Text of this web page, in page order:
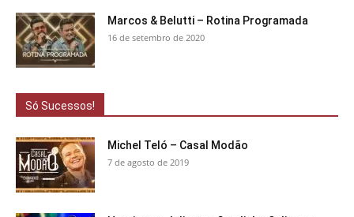
Marcos & Belutti – Rotina Programada
16 de setembro de 2020
Só Sucessos!
Michel Teló – Casal Modão
7 de agosto de 2019